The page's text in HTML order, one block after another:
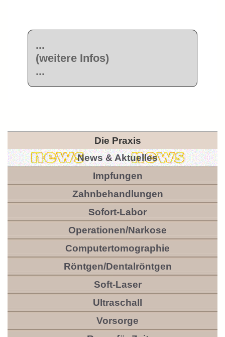
...
(weitere Infos)
...
Die Praxis
News & Aktuelles
Impfungen
Zahnbehandlungen
Sofort-Labor
Operationen/Narkose
Computertomographie
Röntgen/Dentalröntgen
Soft-Laser
Ultraschall
Vorsorge